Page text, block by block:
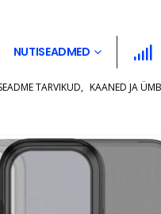
NUTISEADMED
TARVIKUD, KAANED JA